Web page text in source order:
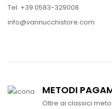
Tel. +39 0583-329008
info@vannucchistore.com
METODI
Oltre ai classici